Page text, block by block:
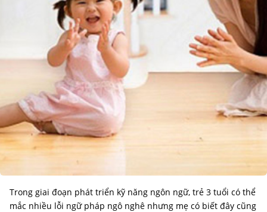
Trong giai đoạn phát triển kỹ năng ngôn ngữ, trẻ 3 tuổi có thể
mắc nhiều lỗi ngữ pháp ngô nghê nhưng mẹ có biết đây cũng